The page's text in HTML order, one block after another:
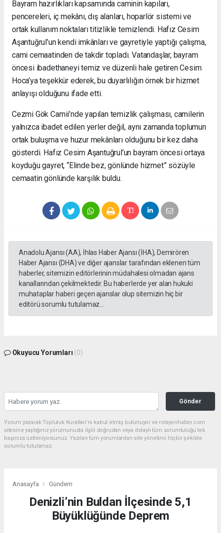
Bayram hazırlıkları kapsamında caminin kapıları,
pencereleri, iç mekânı, dış alanları, hoparlör sistemi ve
ortak kullanım noktaları titizlikle temizlendi. Hafız Cesim
Aşantuğrul’un kendi imkânları ve gayretiyle yaptığı çalışma,
cami cemaatinden de takdir topladı. Vatandaşlar, bayram
öncesi ibadethaneyi temiz ve düzenli hale getiren Cesim
Hoca’ya teşekkür ederek, bu duyarlılığın örnek bir hizmet
anlayışı olduğunu ifade etti.
Cezmi Gök Camii’nde yapılan temizlik çalışması, camilerin
yalnızca ibadet edilen yerler değil, aynı zamanda toplumun
ortak buluşma ve huzur mekânları olduğunu bir kez daha
gösterdi. Hafız Cesim Aşantuğrul’un bayram öncesi ortaya
koyduğu gayret, “Elinde bez, gönlünde hizmet” sözüyle
cemaatin gönlünde karşılık buldu.
Anadolu Ajansı (AA), İhlas Haber Ajansı (İHA), Demirören
Haber Ajansı (DHA) ve diğer ajanslar tarafından eklenen tüm
haberler, sitemizin editörlerinin müdahalesi olmadan ajans
kanallarından çekilmektedir. Bu haberlerde yer alan hukuki
muhataplar haberi geçen ajanslar olup sitemizin hiç bir
editörü sorumlu tutulamaz...
Okuyucu Yorumları (0)
Gönder
Yorum yazarak Topluluk Kuralları’nı kabul etmiş bulunuyor ve rotayonhaber.com
sitesine yaptığınız yorumunuzla ilgili doğrudan veya dolaylı tüm sorumluluğu tek
başınıza üstleniyorsunuz. Yazılan tüm yorumlardan site yönetimi hiçbir şekilde
sorumlu tutulamaz.
Anasayfa Gündem
Denizli’nin Buldan İlçesinde 5,1
Büyüklüğünde Deprem